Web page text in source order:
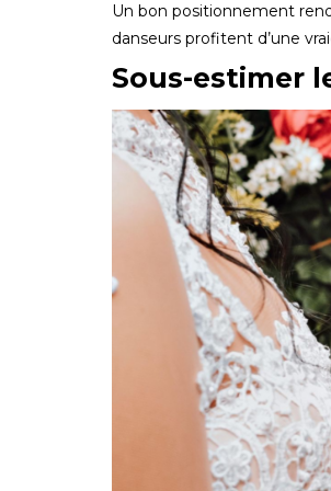
Un bon positionnement
danseurs profitent d’une
Sous-estimer